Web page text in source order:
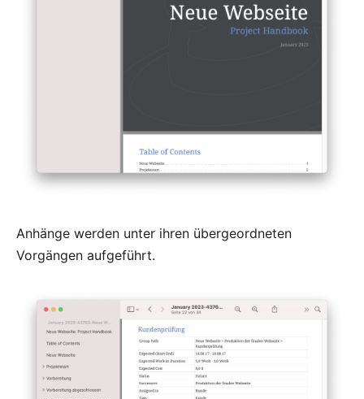
Anhänge werden unter ihren übergeordneten
Vorgängen aufgeführt.